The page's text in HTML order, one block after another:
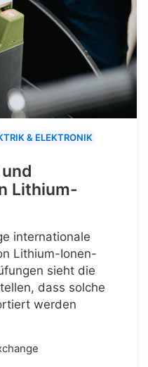
& ELEKTRONIK
Lithium-
internationale
Lithium-Ionen-
sieht die
dass solche
werden